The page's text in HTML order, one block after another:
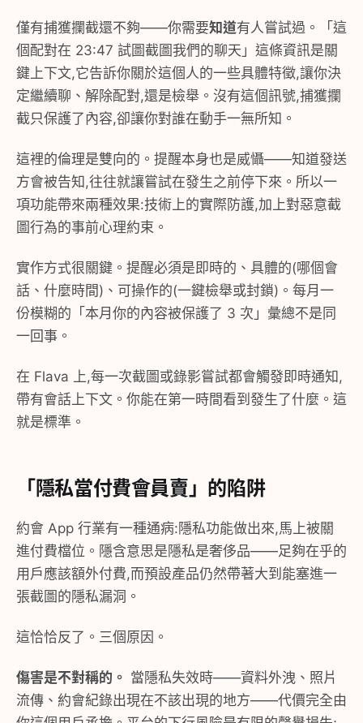
僅有捕獲攔截還不夠——你需要知道有人嘗試過。「這
個配對在 23:47 試圖截圖我們的聊天」這條資訊是關
鍵上下文,它告訴你關於這個人的一些具體特徵,讓你決
定繼續聊、解除配對,還是檢舉。沒有這個訊號,捕獲攔
截只保護了內容,卻讓你對誰在動手一無所知。
這裡的倫理是雙向的。提醒本身也是威懾——知道發送
方會被告知,往往就讓嘗試在發生之前停下來。所以一
項功能帶來兩種效果:技術上的實際防護,加上對惡意截
圖行為的事前心理約束。
實作方式很關鍵。提醒必須是即時的、具體的(哪個會
話、什麼時間)、可操作的(一鍵檢舉或封鎖)。每月一
份模糊的「本月你的內容被保護了 3 次」彙總不是同
一回事。
在 Flava 上,每一次截圖或錄影嘗試都會觸發即時通知,
帶有會話上下文。你能在第一時間看到發生了什麼。這
就是標準。
「隱私當付費會員賣」的陷阱
約會 App 行業有一種通病:隱私功能做出來,馬上被關
進付費檔位。隱含意思是隱私是奢侈品——足夠在乎的
用戶應該額外付費,而預設產品仍然帶著大到能塞進一
張截圖的隱私漏洞。
這恰恰反了。三個原因。
傷害是不對稱的。 當隱私失效時——資料外洩、照片
流傳、約會紀錄出現在不該出現的地方——代價完全由